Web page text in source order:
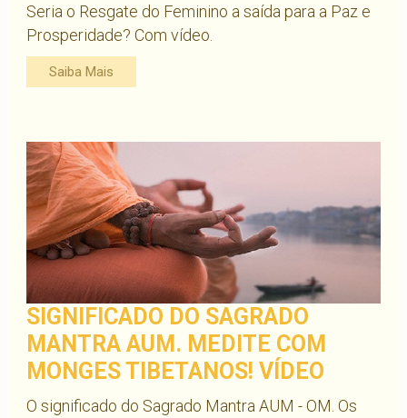
Seria o Resgate do Feminino a saída para a Paz e
Prosperidade? Com vídeo.
Saiba Mais
SIGNIFICADO DO SAGRADO
MANTRA AUM. MEDITE COM
MONGES TIBETANOS! VÍDEO
O significado do Sagrado Mantra AUM - OM. Os